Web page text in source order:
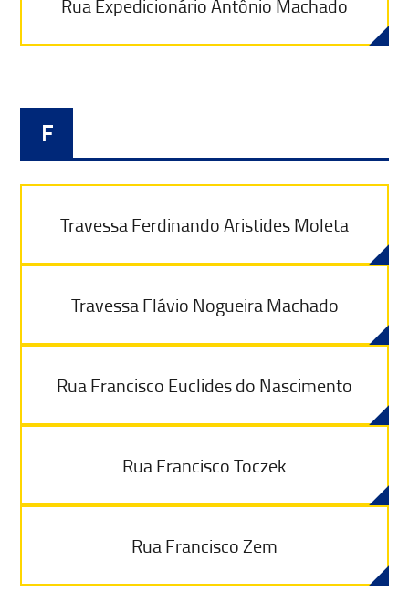
Rua Expedicionário Antônio Machado
F
Travessa Ferdinando Aristides Moleta
Travessa Flávio Nogueira Machado
Rua Francisco Euclides do Nascimento
Rua Francisco Toczek
Rua Francisco Zem